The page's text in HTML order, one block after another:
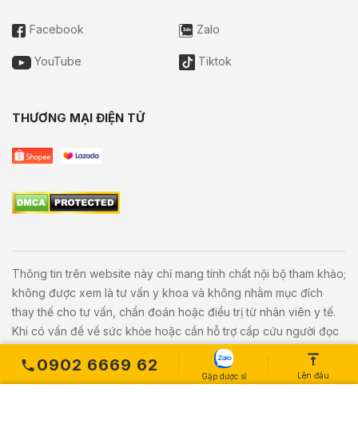
0902 6669 62
Gặp dược sĩ Lên đầu
Facebook Zalo
YouTube Tiktok
THƯƠNG MẠI ĐIỆN TỬ
Thông tin trên website này chỉ mang tính chất nội bộ tham khảo;
không được xem là tư vấn y khoa và không nhằm mục đích
thay thế cho tư vấn, chẩn đoán hoặc điều trị từ nhân viên y tế.
Khi có vấn đề về sức khỏe hoặc cần hỗ trợ cấp cứu người đọc
cần liên hệ bác sĩ và cơ sở y tế gần nhất.
Copyright © 2020Vivita.vnAll Rights Reserved. Powered byL